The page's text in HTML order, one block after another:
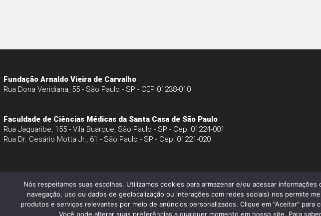
Fundação Arnaldo Vieira de Carvalho
Rua Dona Veridiana, 55 - São Paulo - SP - CEP 01238-010
Faculdade de Ciências Médicas da Santa Casa de São Paulo
Rua Jaguaribe, 155 - Vila Buarque, São Paulo - SP - Cep: 01224-001
Rua Dr. Cesário Motta Jr., 61 - São Paulo - SP - Cep: 01221-020
© 2026 - Faculdade de Ciências Médicas da Santa Casa de São Paulo - Todos os direitos
Nós respeitamos suas escolhas. Utilizamos cookies para armazenar e/ou acessar
navegação, uso ou dados de geolocalização ou interações com redes sociais) nos permite
produtos e serviços relevantes por meio de anúncios personalizados. Clique em "Aceitar"
Você pode alterar suas preferências a qualquer momento em nosso site. Para